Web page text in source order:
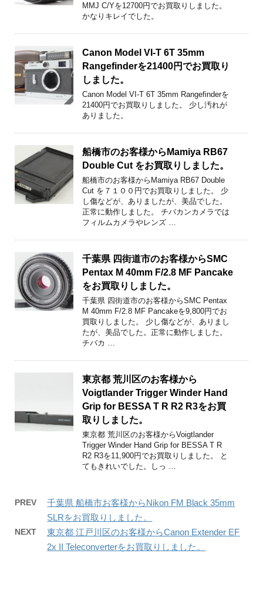
MMJ C/Yを12700円でお買取りしました。
かなりキレイでした。
Canon Model VI-T 6T 35mm
Rangefinderを21400円でお買取り
しました。
Canon Model VI-T 6T 35mm Rangefinderを
21400円でお買取りしました。 少し汚れが
ありました。
船橋市のお客様からMamiya RB67
Double Cut をお買取りしました。
船橋市のお客様からMamiya RB67 Double
Cut を７１００円でお買取りしました。 少
し傷などが、ありましたが、美品でした。
正常に動作しました。 チバカンカメラでは
フィルムカメラやレンズ …
千葉県 四街道市のお客様からSMC
Pentax M 40mm F/2.8 MF Pancake
をお買取りしました。
千葉県 四街道市のお客様からSMC Pentax
M 40mm F/2.8 MF Pancakeを9,800円でお
買取りしました。 少し傷などが、ありまし
たが、美品でした。正常に動作しました。
チバカ …
東京都 荒川区のお客様から
Voigtlander Trigger Winder Hand
Grip for BESSA T R R2 R3をお買
取りしました。
東京都 荒川区のお客様からVoigtlander
Trigger Winder Hand Grip for BESSA T R
R2 R3を11,900円でお買取りしました。 と
てもきれいでした。しっ …
PREV
千葉県 船橋市お客様からNikon FM Black 35mm
SLRをお買取りしました。
NEXT
東京都 江戸川区のお客様からCanon Extender EF
2x II Teleconverterをお買取りしました。